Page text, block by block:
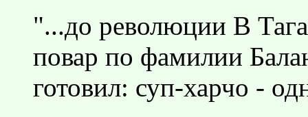
"...до революции В
повар по фамилии
готовил: суп-харчо -